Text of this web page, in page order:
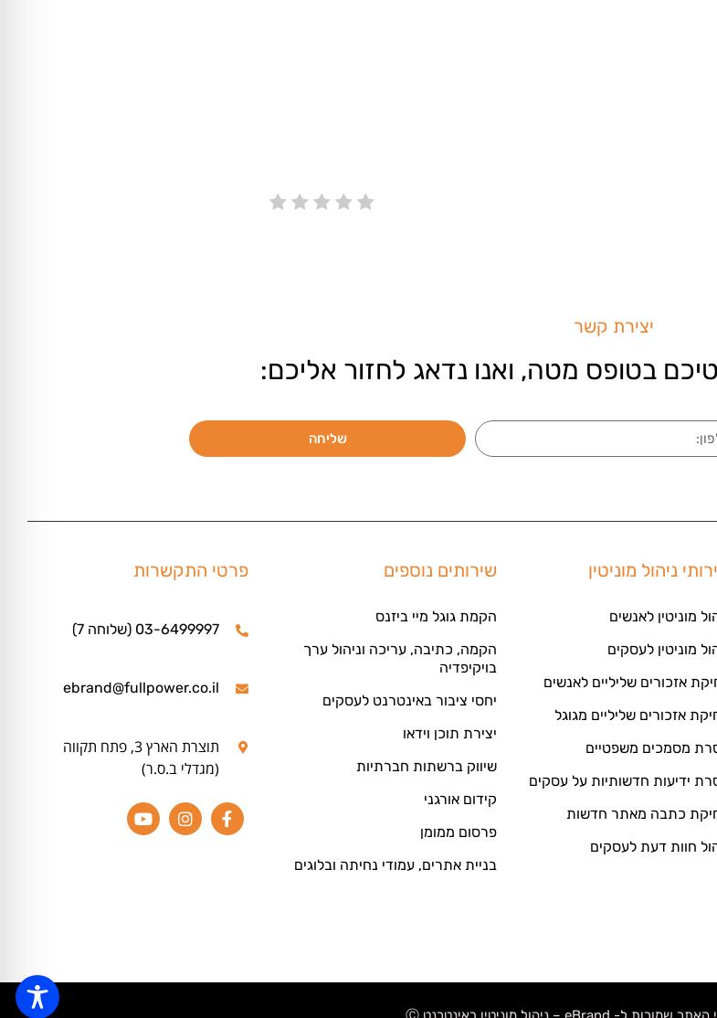
יצירת קשר
בטופס מטה, ואנו נדאג לחזור אליכם:
שליחה
ניהול מוניטין
מוניטין לאנשים
מוניטין לעסקים
אזכורים שליליים לאנשים
אזכורים שליליים מגוגל
מסמכים משפטיים
ידיעות חדשותיות על עסקים
כתבה מאתר חדשות
חוות דעת לעסקים
שירותים נוספים
הקמת גוגל מיי ביזנס
הקמה, כתיבה, עריכה וניהול ערך
בויקיפדיה
יחסי ציבור באינטרנט לעסקים
יצירת תוכן וידאו
שיווק ברשתות חברתיות
קידום אורגני
פרסום ממומן
בניית אתרים, עמודי נחיתה ובלוגים
פרטי התקשרות
03-6499997 (שלוחה 7)
ebrand@fullpower.co.il
תוצרת הארץ 3, פתח תקווה
(מגדלי ב.ס.ר)